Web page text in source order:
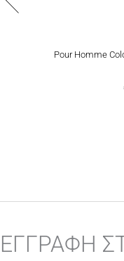
Pour Homme
ΕΓΓΡΑΦΗ